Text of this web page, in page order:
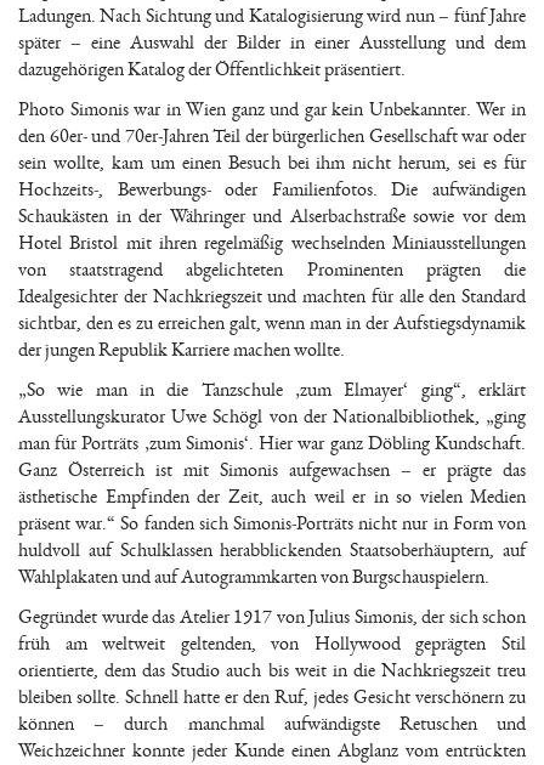
Ladungen. Nach Sichtung und Katalogisierung wird nun – fünf Jahre
später – eine Auswahl der Bilder in einer Ausstellung und dem
dazugehörigen Katalog der Öffentlichkeit präsentiert.
Photo Simonis war in Wien ganz und gar kein Unbekannter. Wer in
den 60er- und 70er-Jahren Teil der bürgerlichen Gesellschaft war oder
sein wollte, kam um einen Besuch bei ihm nicht herum, sei es für
Hochzeits-, Bewerbungs- oder Familienfotos. Die aufwändigen
Schaukästen in der Währinger und Alserbachstraße sowie vor dem
Hotel Bristol mit ihren regelmäßig wechselnden Miniausstellungen
von staatstragend abgelichteten Prominenten prägten die
Idealgesichter der Nachkriegszeit und machten für alle den Standard
sichtbar, den es zu erreichen galt, wenn man in der Aufstiegsdynamik
der jungen Republik Karriere machen wollte.
„So wie man in die Tanzschule ‚zum Elmayer‘ ging“, erklärt
Ausstellungskurator Uwe Schögl von der Nationalbibliothek, „ging
man für Porträts ‚zum Simonis‘. Hier war ganz Döbling Kundschaft.
Ganz Österreich ist mit Simonis aufgewachsen – er prägte das
ästhetische Empfinden der Zeit, auch weil er in so vielen Medien
präsent war.“ So fanden sich Simonis-Porträts nicht nur in Form von
huldvoll auf Schulklassen herabblickenden Staatsoberhäuptern, auf
Wahlplakaten und auf Autogrammkarten von Burgschauspielern.
Gegründet wurde das Atelier 1917 von Julius Simonis, der sich schon
früh am weltweit geltenden, von Hollywood geprägten Stil
orientierte, dem das Studio auch bis weit in die Nachkriegszeit treu
bleiben sollte. Schnell hatte er den Ruf, jedes Gesicht verschönern zu
können – durch manchmal aufwändigste Retuschen und
Weichzeichner konnte jeder Kunde einen Abglanz vom entrückten